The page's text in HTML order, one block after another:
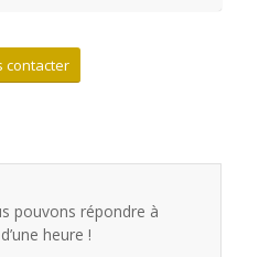
contacter
pouvons répondre à
heure !